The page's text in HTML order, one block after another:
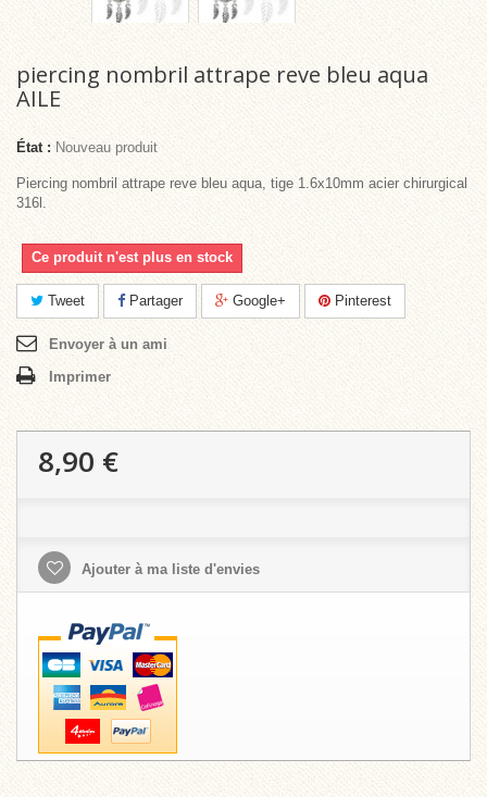
piercing nombril attrape reve bleu aqua
AILE
État : Nouveau produit
Piercing nombril attrape reve bleu aqua, tige 1.6x10mm acier chirurgical
316l.
Ce produit n'est plus en stock
Tweet Partager Google+ Pinterest
Envoyer à un ami
Imprimer
8,90 €
Ajouter à ma liste d'envies